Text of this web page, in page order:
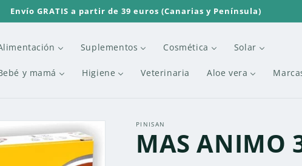
Envío GRATIS a partir de 39 euros (Canarias y Península)
Suplementos Cosmética Solar
y mamá Higiene Veterinaria Aloe vera
PINISAN
MAS ANIMO